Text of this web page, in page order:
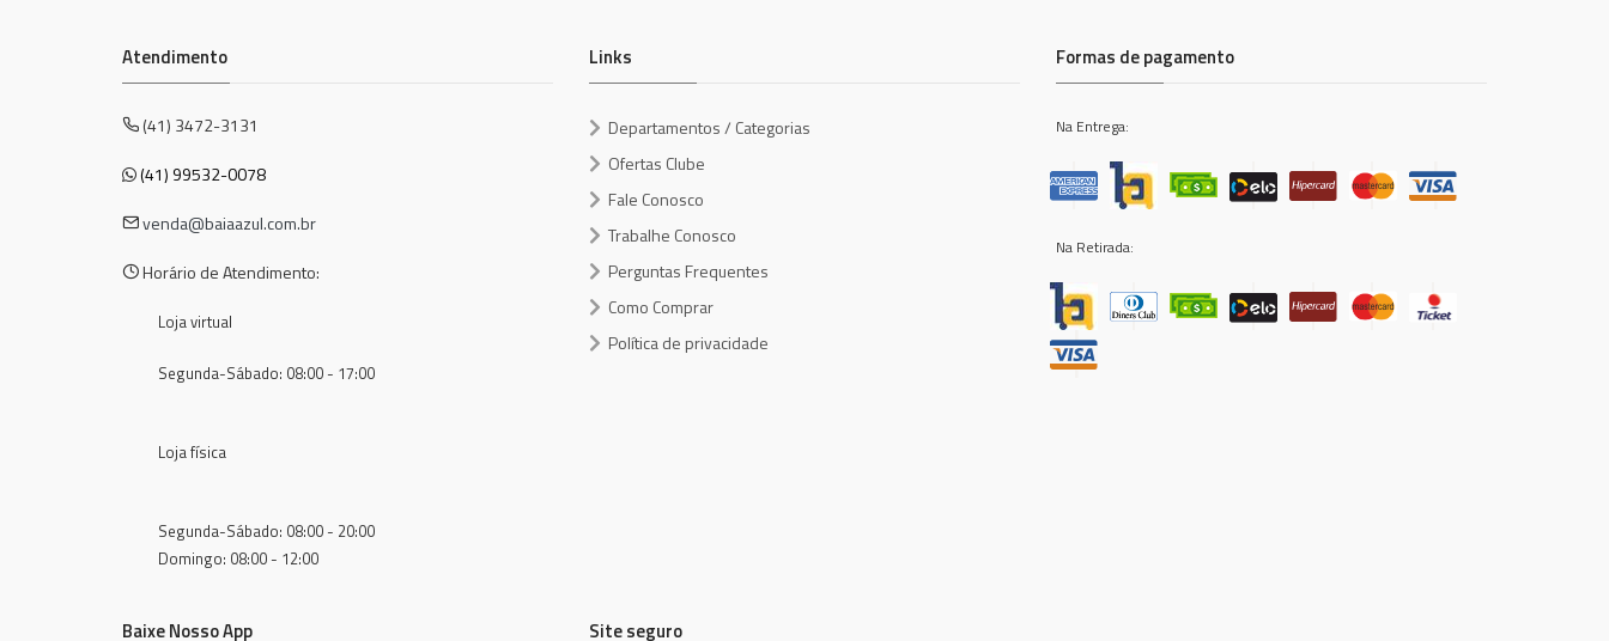
Atendimento
(41) 3472-3131
(41) 99532-0078
venda@baiaazul.com.br
Horário de Atendimento:
Loja virtual
Segunda-Sábado: 08:00 - 17:00
Loja física
Segunda-Sábado: 08:00 - 20:00
Domingo: 08:00 - 12:00
Links
Departamentos / Categorias
Ofertas Clube
Fale Conosco
Trabalhe Conosco
Perguntas Frequentes
Como Comprar
Política de privacidade
Formas de pagamento
Na Entrega:
Na Retirada:
Baixe Nosso App Site seguro